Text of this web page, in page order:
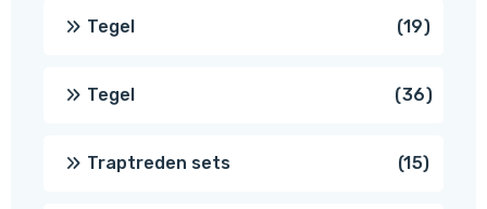
Tegel 1919
Tegel 3636
Traptreden sets 1515